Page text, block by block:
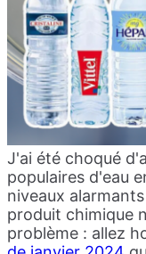
J'ai été choqué
populaires d'eau
niveaux
produit chimique
problème : allez